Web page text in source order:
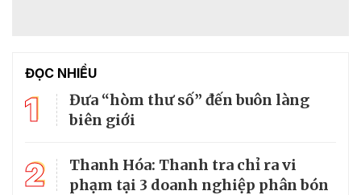
ĐỌC NHIỀU
1
Đưa “hòm thư số” đến buôn làng
biên giới
2
Thanh Hóa: Thanh tra chỉ ra vi
phạm tại 3 doanh nghiệp phân bón